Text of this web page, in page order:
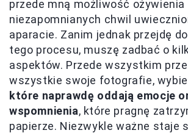
przede mną możliwość ożywienia
niezapomnianych chwil
aparacie. Zanim jednak przejdę
tego procesu, muszę zadbać o
aspektów. Przede wszystkim
wszystkie swoje fotografie,
które naprawdę oddają emocje
wspomnienia, które pragnę
papierze. Niezwykle ważne staje